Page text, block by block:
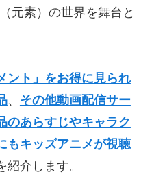
元素）の世界を舞台と
ント」をお得に見られ
、 その他動画配信サー
のあらすじやキャラク
もキッズアニメが視聴
紹介します。